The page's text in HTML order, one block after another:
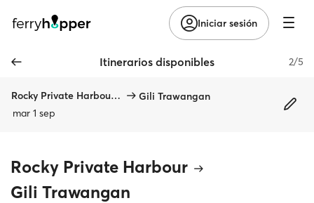
Iniciar sesión
Itinerarios disponibles 2/5
Rocky Private Harbour, Nusa Lembongan
Gili Trawangan
mar 1 sep
Rocky Private Harbour
Gili Trawangan